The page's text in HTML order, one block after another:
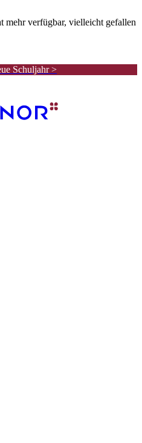
mehr verfügbar, vielleicht gefallen
Schuljahr >